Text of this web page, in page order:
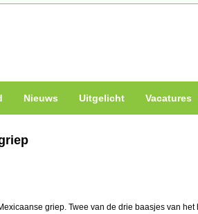
Nieuws Uitgelicht Vacatures
griep. Twee van de drie baasjes van het